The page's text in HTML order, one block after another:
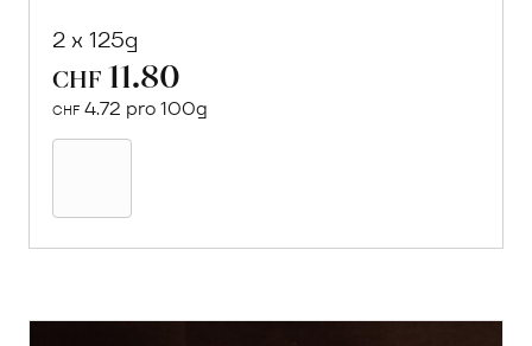
2 x 125g
CHF 11.80
CHF 4.72 pro 100g